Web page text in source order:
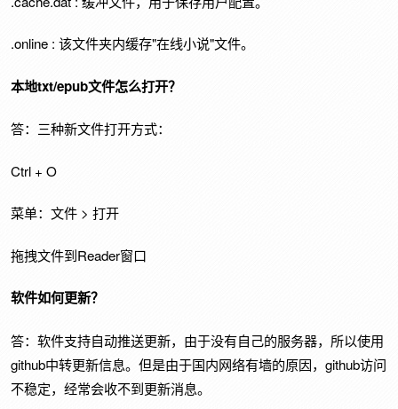
.online : 该文件夹内缓存"在线小说"文件。
本地txt/epub文件怎么打开？
答：三种新文件打开方式：
Ctrl + O
菜单：文件 > 打开
拖拽文件到Reader窗口
软件如何更新？
答：软件支持自动推送更新，由于没有自己的服务器，所以使用
github中转更新信息。但是由于国内网络有墙的原因，github访问
不稳定，经常会收不到更新消息。